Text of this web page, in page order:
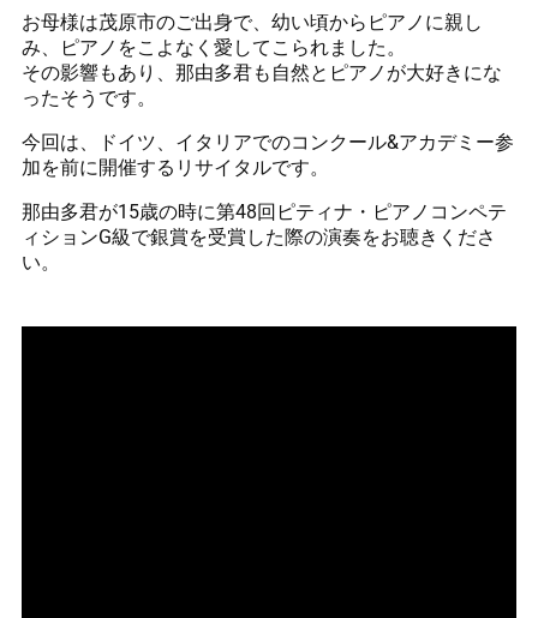
お母様は茂原市のご出身で、幼い頃からピアノに親し
み、ピアノをこよなく愛してこられました。
その影響もあり、那由多君も自然とピアノが大好きにな
ったそうです。
今回は、ドイツ、イタリアでのコンクール&アカデミー参
加を前に開催するリサイタルです。
那由多君が15歳の時に第48回ピティナ・ピアノコンペテ
ィションG級で銀賞を受賞した際の演奏をお聴きくださ
い。